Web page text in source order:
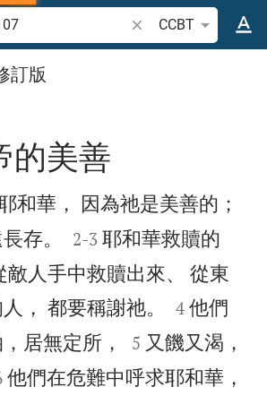
搜索圣经经文或单词
CCBT
訂版
的美善
和華， 因為祂是美善的；
存。


2-3 耶和華救贖的
敵人手中救贖出來、 從東
， 都要稱謝祂。


4 他們
居無定所，


5 又饑又渴，
他們在危難中呼求耶和華，